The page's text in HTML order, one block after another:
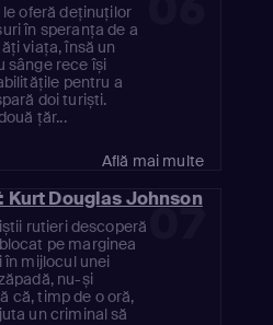
oferă deținuților
în speranța de a
viața, însă un
sânge rece își
pentru a
doi turiști.
țăr...
Află mai multe
07
Kurt Douglas Johnson
rutieri descoperă
pe marginea
mijlocul unei
nu-și
că, timp de o oră,
un criminal să